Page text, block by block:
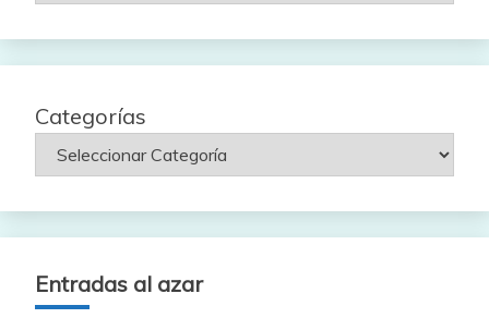
Categorías
Entradas al azar